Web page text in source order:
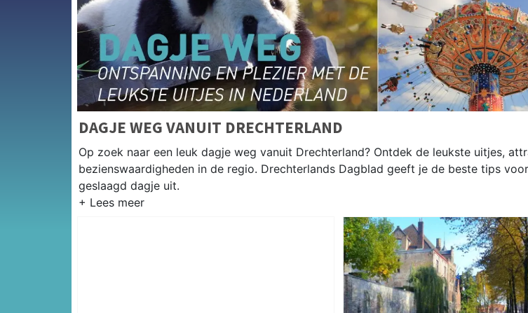
DAGJE WEG VANUIT DRECHTERLAND
Op zoek naar een leuk dagje weg vanuit Drechterland? Ontdek de leukste uitjes,
bezienswaardigheden in de regio. Drechterlands Dagblad geeft je de beste tips
geslaagd dagje uit.